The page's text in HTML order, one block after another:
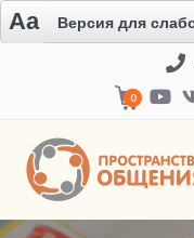
Aa Версия для
0